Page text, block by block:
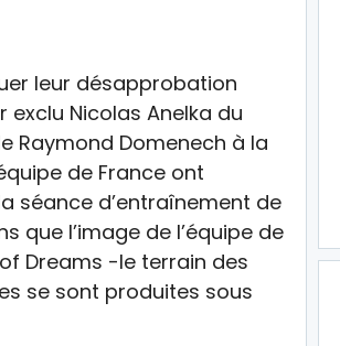
leur désapprobation
Nicolas Anelka du
Raymond Domenech à la
de France ont
séance d’entraînement de
que l’image de l’équipe de
Dreams -le terrain des
se sont produites sous